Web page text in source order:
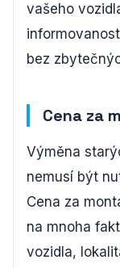
vašeho
bez
Cena za
Výměna
nemusí být
Cena za
na mnoha
vozidla,